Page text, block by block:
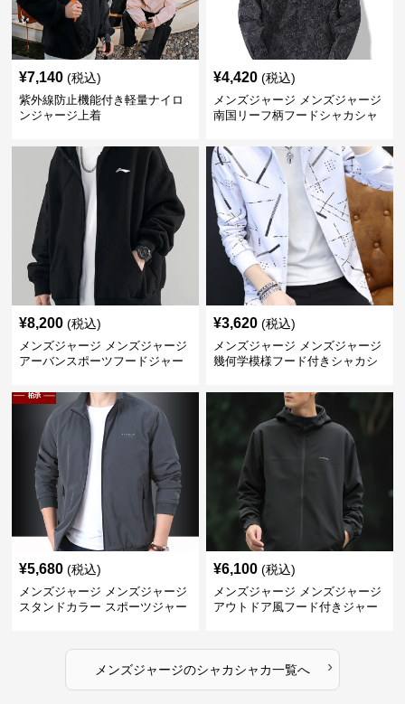
¥7,140 (税込)
紫外線防止機能付き軽量ナイロ
ンジャージ上着
¥4,420 (税込)
メンズジャージ メンズジャージ
南国リーフ柄フードシャカシャ
¥8,200 (税込)
メンズジャージ メンズジャージ
アーバンスポーツフードジャー
¥3,620 (税込)
メンズジャージ メンズジャージ
幾何学模様フード付きシャカシ
¥5,680 (税込)
メンズジャージ メンズジャージ
スタンドカラー スポーツジャー
¥6,100 (税込)
メンズジャージ メンズジャージ
アウトドア風フード付きジャー
メンズジャージのシャカシャカ一覧へ ›